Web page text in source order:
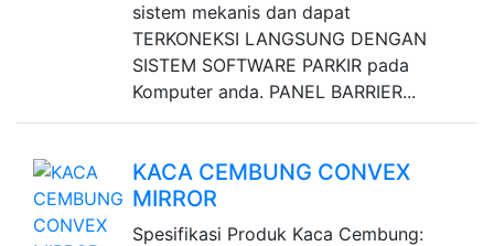
sistem mekanis dan dapat
TERKONEKSI LANGSUNG DENGAN
SISTEM SOFTWARE PARKIR pada
Komputer anda. PANEL BARRIER...
KACA CEMBUNG CONVEX
MIRROR
Spesifikasi Produk Kaca Cembung: